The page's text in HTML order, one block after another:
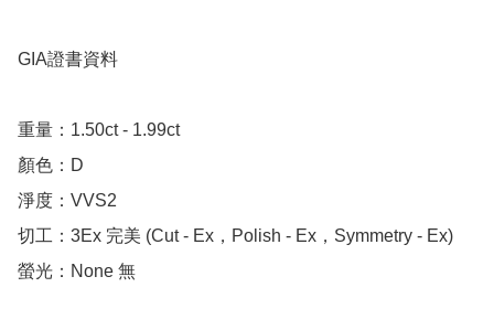
GIA證書資料
重量：1.50ct - 1.99ct
顏色：D
淨度：VVS2
切工：3Ex 完美 (Cut - Ex，Polish - Ex，Symmetry - Ex)
螢光：None 無